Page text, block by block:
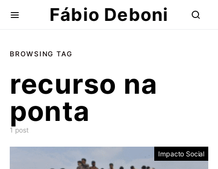
Fábio Deboni
BROWSING TAG
recurso na
ponta
1 post
Impacto Social